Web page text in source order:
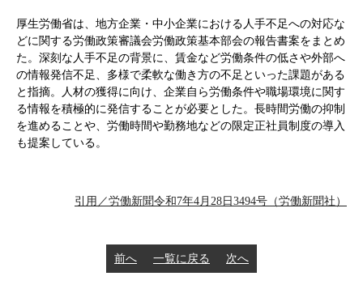
厚生労働省は、地方企業・中小企業における人手不足への対応な
どに関する労働政策審議会労働政策基本部会の報告書案をまとめ
た。深刻な人手不足の背景に、賃金など労働条件の低さや外部へ
の情報発信不足、多様で柔軟な働き方の不足といった課題がある
と指摘。人材の獲得に向け、企業自ら労働条件や職場環境に関す
る情報を積極的に発信することが必要とした。長時間労働の抑制
を進めることや、労働時間や勤務地などの限定正社員制度の導入
も提案している。
引用／労働新聞令和7年4月28日3494号（労働新聞社）
前へ 一覧に戻る 次へ